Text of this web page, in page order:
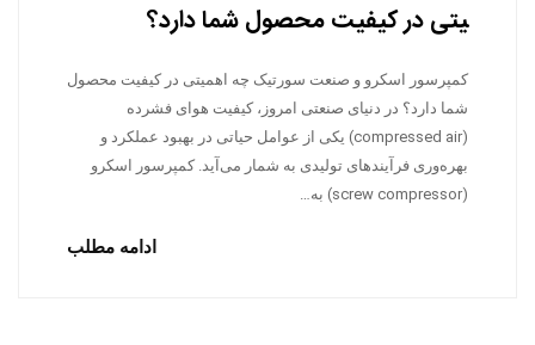
یتی در کیفیت محصول شما دارد؟
کمپرسور اسکرو و صنعت سورتیک چه اهمیتی در کیفیت محصول
شما دارد؟ در دنیای صنعتی امروز، کیفیت هوای فشرده
(compressed air) یکی از عوامل حیاتی در بهبود عملکرد و
بهره‌وری فرآیندهای تولیدی به شمار می‌آید. کمپرسور اسکرو
(screw compressor) به…
ادامه مطلب